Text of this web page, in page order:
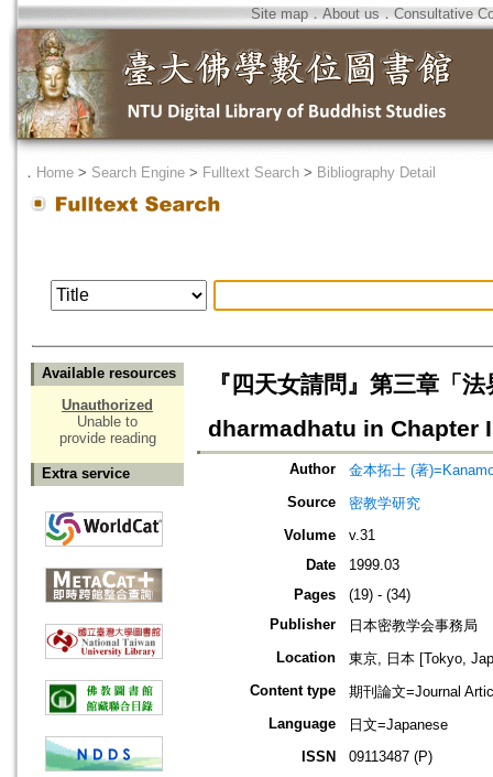
Site map．About us ． Consultative
． Home > Search Engine > Fulltext Search > Bibliography Detail
Available resources
Unauthorized
Unable to
provide reading
Extra service
『四天女請問』第三章「
dharmadhatu in Chapter
Author
金本拓士 (著
Source
密教学研究
Volume
v.31
Date
1999.03
Pages
(19) - (34)
Publisher
日本密教学会事務局
Location
東京, 日本 [Tokyo,
Content type
期刊論文=Journal
Language
日文=Japanese
ISSN
09113487 (P)